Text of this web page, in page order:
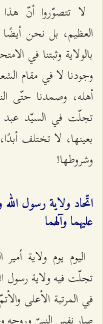
لا تتصوّروا أنّ
العظيم، بل نحن أيضًا
بالولاية وثبتنا في
وجودنا لا في مقام
أهله، وصمدنا حتّى
تجلّت في السيّد عبد
بعينها، لا تختلف
وشروطها!
اتّحاد ولاية رسول الله
عليهما وآلهما
اليوم يوم ولاية
تجلّت فيه ولاية رسول
في المرتبة الأعلى